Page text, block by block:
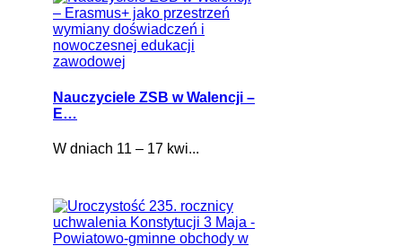
Nauczyciele ZSB w Walencji –
E…
W dniach 11 – 17 kwi...